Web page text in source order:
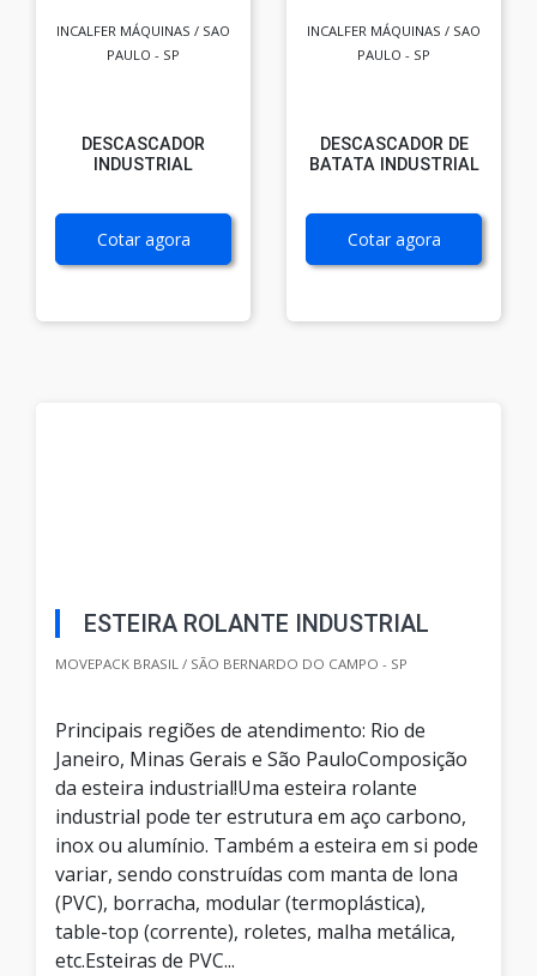
INCALFER MÁQUINAS / SAO
PAULO - SP
DESCASCADOR
INDUSTRIAL
Cotar agora
INCALFER MÁQUINAS / SAO
PAULO - SP
DESCASCADOR DE
BATATA INDUSTRIAL
Cotar agora
ESTEIRA ROLANTE INDUSTRIAL
MOVEPACK BRASIL / SÃO BERNARDO DO CAMPO - SP
Principais regiões de atendimento: Rio de
Janeiro, Minas Gerais e São PauloComposição
da esteira industrial!Uma esteira rolante
industrial pode ter estrutura em aço carbono,
inox ou alumínio. Também a esteira em si pode
variar, sendo construídas com manta de lona
(PVC), borracha, modular (termoplástica),
table-top (corrente), roletes, malha metálica,
etc.Esteiras de PVC...